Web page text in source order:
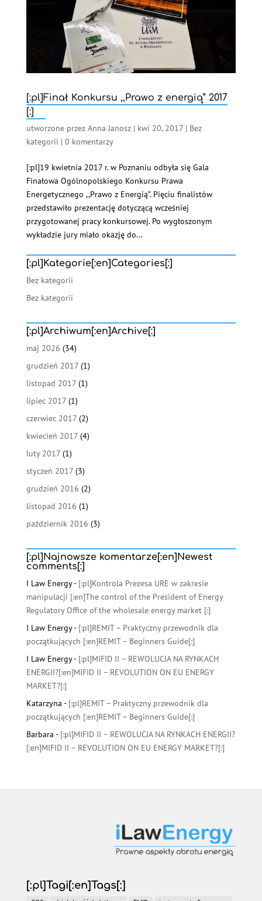
[:pl]Finał Konkursu ,,Prawo z energią” 2017
[:]
utworzone przez Anna Janosz| kwi 20, 2017| Bez
kategorii | 0 komentarzy
[:pl]19 kwietnia 2017 r. w Poznaniu odbyła się Gala
Finałowa Ogólnopolskiego Konkursu Prawa
Energetycznego ,,Prawo z Energią”. Pięciu finalistów
przedstawiło prezentację dotyczącą wcześniej
przygotowanej pracy konkursowej. Po wygłoszonym
wykładzie jury miało okazję do...
[:pl]Kategorie[:en]Categories[:]
Bez kategorii
Bez kategorii
[:pl]Archiwum[:en]Archive[:]
maj 2026 (34)
grudzień 2017(1)
listopad 2017(1)
lipiec 2017(1)
czerwiec 2017(2)
kwiecień 2017(4)
luty 2017(1)
styczeń 2017(3)
grudzień 2016 (2)
listopad 2016 (1)
październik 2016 (3)
[:pl]Najnowsze komentarze[:en]Newest
comments[:]
I Law Energy- [:pl]Kontrola Prezesa URE w zakresie
manipulacji [:en]The control of the President of Energy
Regulatory Office of the wholesale energy market [:]
I Law Energy- [:pl]REMIT – Praktyczny przewodnik dla
początkujących [:en]REMIT – Beginners Guide[:]
I Law Energy- [:pl]MIFID II – REWOLUCJA NA RYNKACH
ENERGII?[:en]MIFID II – REVOLUTION ON EU ENERGY
MARKET?[:]
Katarzyna - [:pl]REMIT – Praktyczny przewodnik dla
początkujących [:en]REMIT – Beginners Guide[:]
Barbara - [:pl]MIFID II – REWOLUCJA NA RYNKACH ENERGII?
[:en]MIFID II – REVOLUTION ON EU ENERGY MARKET?[:]
[:pl]Tagi[:en]Tags[:]